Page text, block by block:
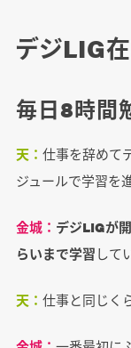
デジLIG
毎日8時間
天： 仕事を辞めて
ジュールで学習を
金城： デジLIGが
らいまで学習して
天： 仕事と同じく